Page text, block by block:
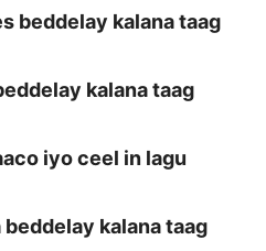
beddelay kalana taag
kalana taag
iyo ceel in lagu
beddelay kalana taag